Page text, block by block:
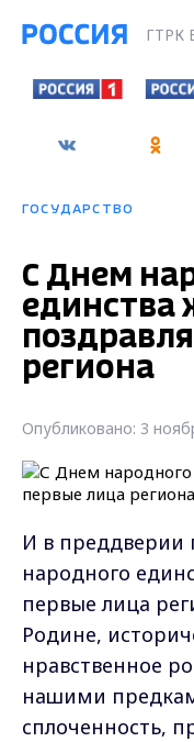
ГТРК
ГОСУДАРСТВО
С Днем
единства
региона
Опубликовано: 3
И в преддверии
народного
первые лица
Родине,
нравственное
нашими
сплоченность,